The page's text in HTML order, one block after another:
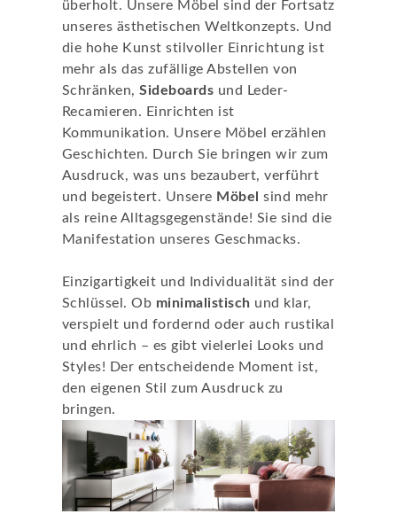
überholt. Unsere Möbel sind der Fortsatz
unseres ästhetischen Weltkonzepts. Und
die hohe Kunst stilvoller Einrichtung ist
mehr als das zufällige Abstellen von
Schränken,Sideboards und Leder-
Recamieren. Einrichten ist
Kommunikation. Unsere Möbel erzählen
Geschichten. Durch Sie bringen wir zum
Ausdruck, was uns bezaubert, verführt
und begeistert. Unsere Möbel
sind mehr
als reine Alltagsgegenstände! Sie sind die
Manifestation unseres Geschmacks.
Einzigartigkeit und Individualität sind der
Schlüssel. Ob minimalistisch und klar,
verspielt und fordernd oder auch rustikal
und ehrlich – es gibt vielerlei Looks und
Styles! Der entscheidende Moment ist,
den eigenen Stil zum Ausdruck zu
bringen.